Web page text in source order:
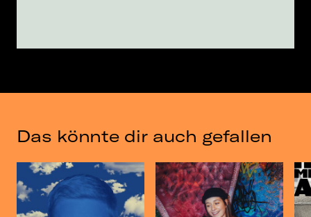
Das könnte dir auch gefallen